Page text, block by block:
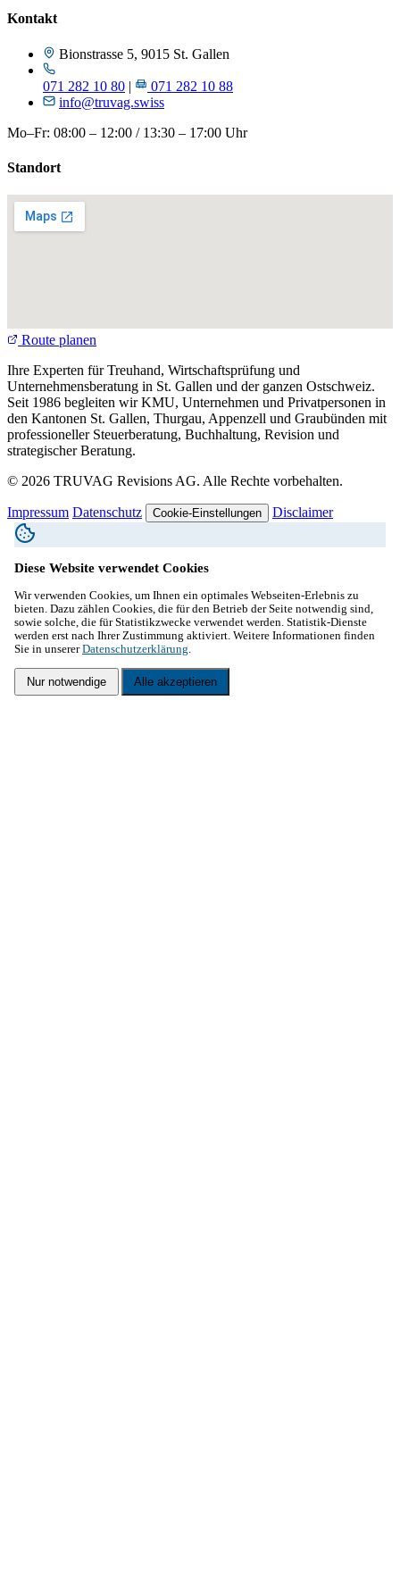
Kontakt
Bionstrasse 5, 9015 St. Gallen
071 282 10 80 |
071 282 10 88
info@truvag.swiss
Mo–Fr: 08:00 – 12:00 / 13:30 – 17:00 Uhr
Standort
Route planen
Ihre Experten für Treuhand, Wirtschaftsprüfung und
Unternehmensberatung in St. Gallen und der ganzen Ostschweiz.
Seit 1986 begleiten wir KMU, Unternehmen und Privatpersonen in
den Kantonen St. Gallen, Thurgau, Appenzell und Graubünden mit
professioneller Steuerberatung, Buchhaltung, Revision und
strategischer Beratung.
© 2026 TRUVAG Revisions AG. Alle Rechte vorbehalten.
Impressum Datenschutz Cookie-Einstellungen Disclaimer
Diese Website verwendet Cookies
Wir verwenden Cookies, um Ihnen ein optimales Webseiten-Erlebnis zu
bieten. Dazu zählen Cookies, die für den Betrieb der Seite notwendig sind,
sowie solche, die für Statistikzwecke verwendet werden. Statistik-Dienste
werden erst nach Ihrer Zustimmung aktiviert. Weitere Informationen finden
Sie in unsererDatenschutzerklärung.
Nur notwendige Alle akzeptieren